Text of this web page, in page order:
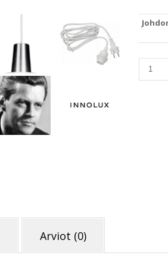
Kuplat-
Arviot (0)